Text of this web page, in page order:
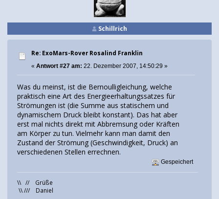
Schillrich
Re: ExoMars-Rover Rosalind Franklin
« Antwort #27 am: 22. Dezember 2007, 14:50:29 »
Was du meinst, ist die Bernoulligleichung, welche
praktisch eine Art des Energieerhaltungssatzes für
Strömungen ist (die Summe aus statischem und
dynamischem Druck bleibt konstant). Das hat aber
erst mal nichts direkt mit Abbremsung oder Kräften
am Körper zu tun. Vielmehr kann man damit den
Zustand der Strömung (Geschwindigkeit, Druck) an
verschiedenen Stellen errechnen.
Gespeichert
\\ // Grüße
\\ /// Daniel